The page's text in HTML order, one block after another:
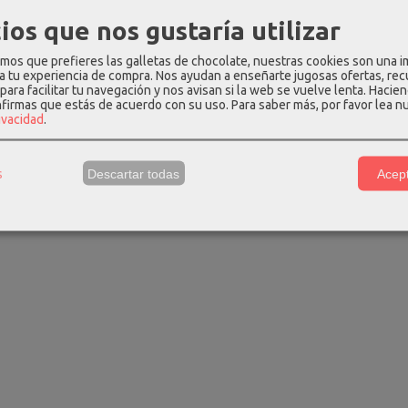
€99,99 €
Maleta samsonite mediana
89,99
que nos gustaría utilizar
que prefieres las galletas de chocolate, nuestras cookies son una
tu experiencia de compra. Nos ayudan a enseñarte jugosas ofertas,
facilitar tu navegación y nos avisan si la web se vuelve lenta.
que estás de acuerdo con su uso. Para saber más, por favor lea
.
Descartar todas